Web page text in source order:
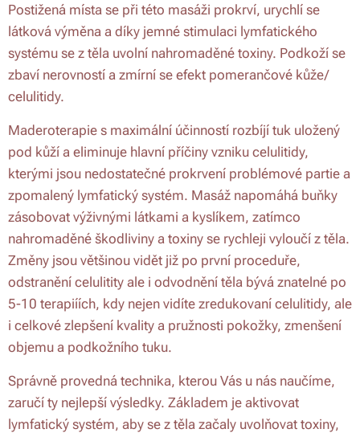
Postižená místa se při této masáži prokrví, urychlí se
látková výměna a díky jemné stimulaci lymfatického
systému se z těla uvolní nahromaděné toxiny. Podkoží se
zbaví nerovností a zmírní se efekt pomerančové kůže/
celulitidy.
Maderoterapie s maximální účinností rozbíjí tuk uložený
pod kůží a eliminuje hlavní příčiny vzniku celulitidy,
kterými jsou nedostatečné prokrvení problémové partie a
zpomalený lymfatický systém. Masáž napomáhá buňky
zásobovat výživnými látkami a kyslíkem, zatímco
nahromaděné škodliviny a toxiny se rychleji vyloučí z těla.
Změny jsou většinou vidět již po první proceduře,
odstranění celulitity ale i odvodnění těla bývá znatelné po
5-10 terapiíích, kdy nejen vidíte zredukovaní celulitidy, ale
i celkové zlepšení kvality a pružnosti pokožky, zmenšení
objemu a podkožního tuku.
Správně provedná technika, kterou Vás u nás naučíme,
zaručí ty nejlepší výsledky. Základem je aktivovat
lymfatický systém, aby se z těla začaly uvolňovat toxiny,